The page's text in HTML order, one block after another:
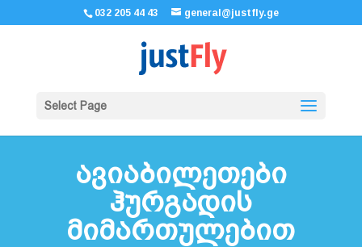
032 205 44 43 general@justfly.ge
Select Page
ავიაბილეთები
ჰურგადის
მიმართულებით